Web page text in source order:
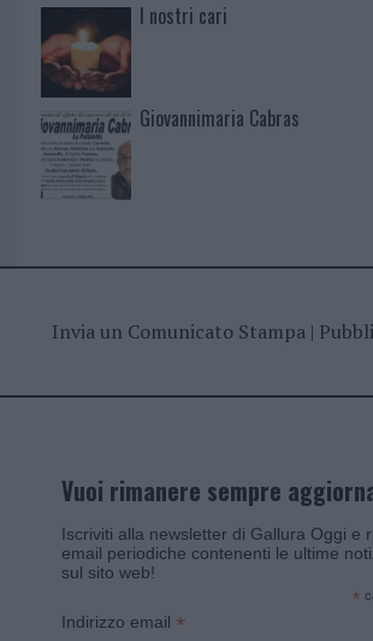
I nostri cari
Giovannimaria Cabras
Invia un Comunicato Stampa|
Vuoi rimanere sempre
Iscriviti alla newsletter di Gallura Oggi e
email periodiche contenenti le ultime
sul sito web!
*
Indirizzo email *